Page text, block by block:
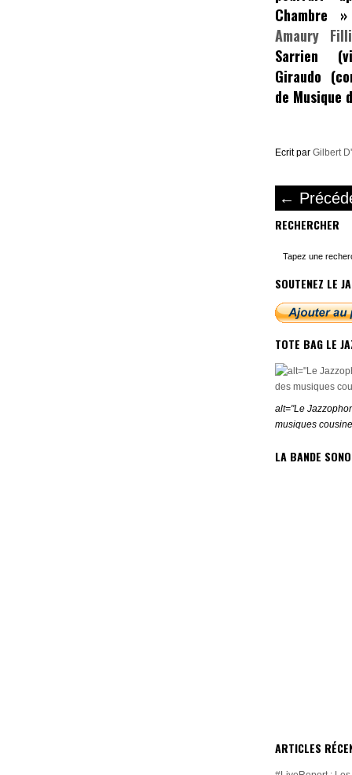
Chambre
Amaury
Sarrien
Giraudo
de Musique
Ecrit par Gilbert
←
RECHERCHER
SOUTENEZ LE
TOTE BAG LE
alt="Le
musiques
LA BANDE
ARTICLES